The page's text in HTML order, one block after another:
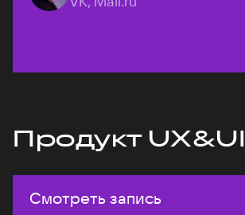
Продукт UX&UI
Смотреть запись